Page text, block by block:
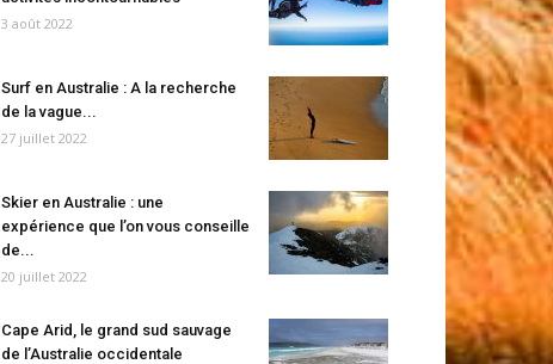
3 août 2022
Surf en Australie : A la recherche
de la vague...
27 juillet 2022
Skier en Australie : une
expérience que l’on vous conseille
de...
20 juillet 2022
Cape Arid, le grand sud sauvage
de l’Australie occidentale